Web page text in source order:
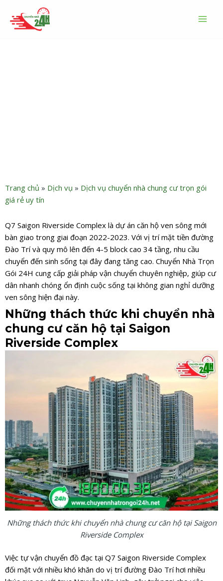
Trang chủ » Dịch vụ » Dịch vụ chuyển nhà chung cư trọn gói
giá rẻ uy tín
Q7 Saigon Riverside Complex là dự án căn hộ ven sông mới
bàn giao trong giai đoạn 2022-2023. Với vị trí mặt tiền đường
Đào Trí và quy mô lên đến 4-5 block cao 34 tầng, nhu cầu
chuyển đến sinh sống tại đây đang tăng cao. Chuyển Nhà Trọn
Gói 24H cung cấp giải pháp vận chuyển chuyên nghiệp, giúp cư
dân nhanh chóng ổn định cuộc sống tại không gian nghỉ dưỡng
ven sông hiện đại này.
Những thách thức khi chuyển nhà
chung cư căn hộ tại Saigon
Riverside Complex
Những thách thức khi chuyển nhà chung cư căn hộ tại Saigon
Riverside Complex
Việc tự vận chuyển đồ đạc tại Q7 Saigon Riverside Complex
đối mặt với nhiều khó khăn do vị trí đường Đào Trí hơi nhiều